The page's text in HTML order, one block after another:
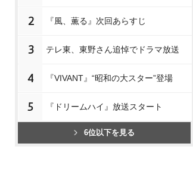
2 『風、薫る』次回あらすじ
3 テレ東、東野さん追悼でドラマ放送
4 『VIVANT』“昭和の大スター”登場
5 『ドリームハイ』放送スタート
6位以下を見る